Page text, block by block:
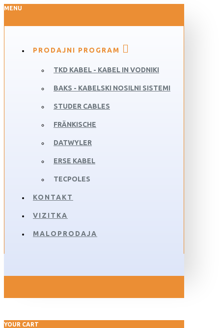
MENU
PRODAJNI PROGRAM
TKD KABEL - KABEL IN VODNIKI
BAKS - KABELSKI NOSILNI SISTEMI
STUDER CABLES
FRÄNKISCHE
DATWYLER
ERSE KABEL
TECPOLES
KONTAKT
VIZITKA
MALOPRODAJA
YOUR CART